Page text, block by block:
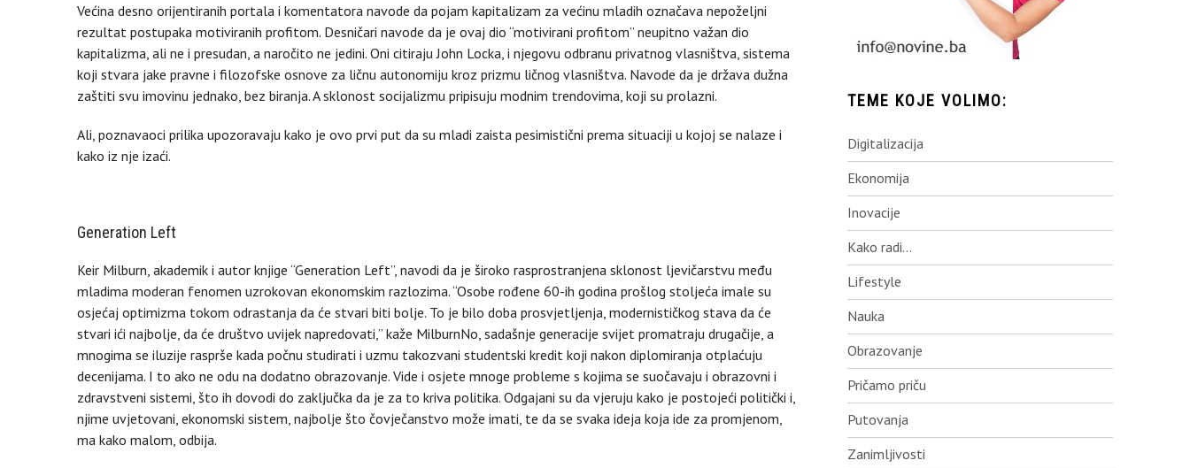
Većina desno orijentiranih portala i komentatora navode da pojam kapitalizam za većinu mladih označava nepoželjni
rezultat postupaka motiviranih profitom. Desničari navode da je ovaj dio “motivirani profitom” neupitno važan dio
kapitalizma, ali ne i presudan, a naročito ne jedini. Oni citiraju John Locka, i njegovu odbranu privatnog vlasništva, sistema
koji stvara jake pravne i filozofske osnove za ličnu autonomiju kroz prizmu ličnog vlasništva. Navode da je država dužna
zaštiti svu imovinu jednako, bez biranja. A sklonost socijalizmu pripisuju modnim trendovima, koji su prolazni.
Ali, poznavaoci prilika upozoravaju kako je ovo prvi put da su mladi zaista pesimistični prema situaciji u kojoj se nalaze i
kako iz nje izaći.
Generation Left
Keir Milburn, akademik i autor knjige “Generation Left”, navodi da je široko rasprostranjena sklonost ljevičarstvu među
mladima moderan fenomen uzrokovan ekonomskim razlozima. “Osobe rođene 60-ih godina prošlog stoljeća imale su
osjećaj optimizma tokom odrastanja da će stvari biti bolje. To je bilo doba prosvjetljenja, modernističkog stava da će
stvari ići najbolje, da će društvo uvijek napredovati,” kaže MilburnNo, sadašnje generacije svijet promatraju drugačije, a
mnogima se iluzije rasprše kada počnu studirati i uzmu takozvani studentski kredit koji nakon diplomiranja otplaćuju
decenijama. I to ako ne odu na dodatno obrazovanje. Vide i osjete mnoge probleme s kojima se suočavaju i obrazovni i
zdravstveni sistemi, što ih dovodi do zaključka da je za to kriva politika. Odgajani su da vjeruju kako je postojeći politički i,
njime uvjetovani, ekonomski sistem, najbolje što čovječanstvo može imati, te da se svaka ideja koja ide za promjenom,
ma kako malom, odbija.
TEME KOJE VOLIMO:
Digitalizacija
Ekonomija
Inovacije
Kako radi…
Lifestyle
Nauka
Obrazovanje
Pričamo priču
Putovanja
Zanimljivosti